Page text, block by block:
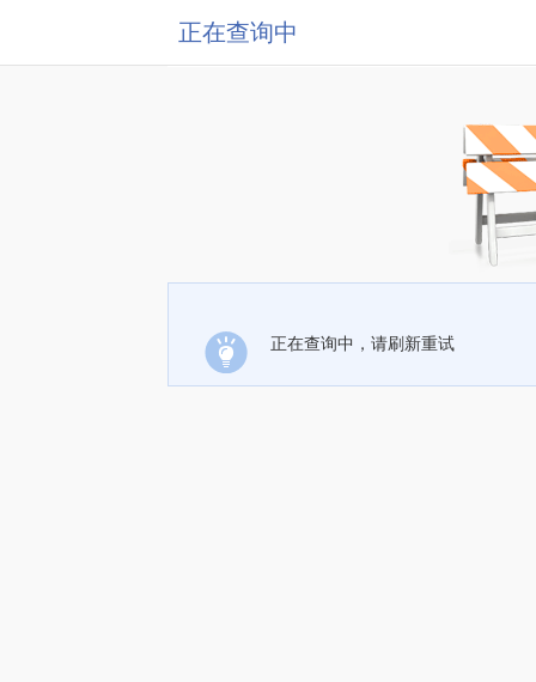
正在查询中
正在查询中，请刷新重试